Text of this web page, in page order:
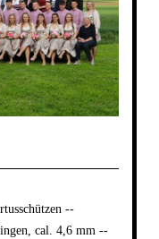
--
cal. 4,6 mm --